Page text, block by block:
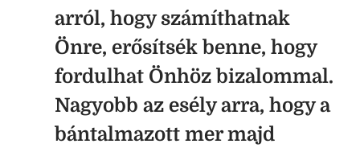
arról, hogy számíthatnak
Önre, erősítsék benne, hogy
fordulhat Önhöz bizalommal.
Nagyobb az esély arra, hogy a
bántalmazott mer majd